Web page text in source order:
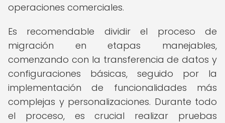
operaciones comerciales.
Es recomendable dividir el proceso de
migración en etapas manejables,
comenzando con la transferencia de datos y
configuraciones básicas, seguido por la
implementación de funcionalidades más
complejas y personalizaciones. Durante todo
el proceso, es crucial realizar pruebas